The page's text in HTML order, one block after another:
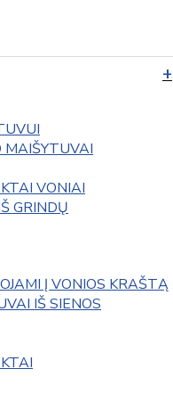
VONIAI
GRINDŲ
Į VONIOS KRAŠTĄ
IŠ SIENOS